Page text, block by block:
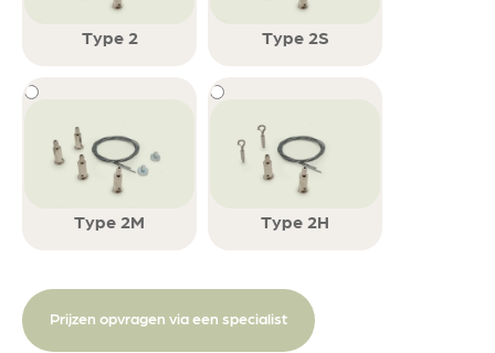
Type 2 Type 2S
Type 2M Type 2H
Prijzen opvragen via een specialist